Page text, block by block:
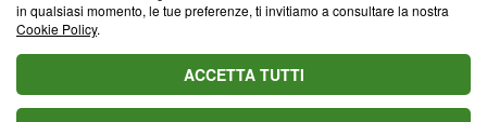
Lugano (Svizzera) Tel:+39 0690258937
© 2026 Blasting News
in qualsiasi momento, le tue preferenze, ti invitiamo a consultare la nostra
Cookie Policy.
ACCETTA TUTTI